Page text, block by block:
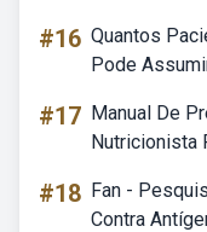
#16 Quantos
Pode
#17 Manual De
Nutricionista
#18 Fan -
Contra